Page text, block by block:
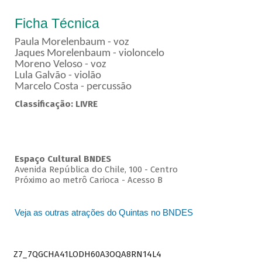
Ficha Técnica
Paula Morelenbaum - voz
Jaques Morelenbaum - violoncelo
Moreno Veloso - voz
Lula Galvão - violão
Marcelo Costa - percussão
Classificação: LIVRE
Espaço Cultural BNDES
Avenida República do Chile, 100 - Centro
Próximo ao metrô Carioca - Acesso B
Veja as outras atrações do Quintas no BNDES
Z7_7QGCHA41LODH60A3OQA8RN14L4